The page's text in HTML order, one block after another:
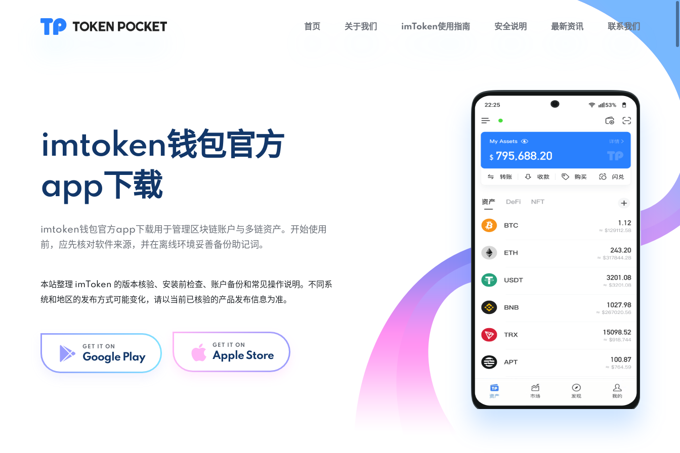
首页 关于我们 imToken使用指南 安全说明 最新资讯 联系我们
imtoken钱包官方
app下载
imtoken钱包官方app下载用于管理区块链账户与多链资产。开始使用
前，应先核对软件来源，并在离线环境妥善备份助记词。
本站整理 imToken 的版本核验、安装前检查、账户备份和常见操作说明。不同系
统和地区的发布方式可能变化，请以当前已核验的产品发布信息为准。
GET IT ON
Google Play
GET IT ON
Apple Store